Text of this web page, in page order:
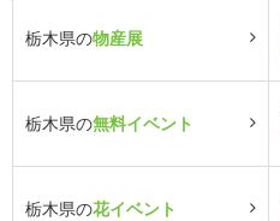
栃木県の物産展
栃木県の無料イベント
栃木県の花イベント